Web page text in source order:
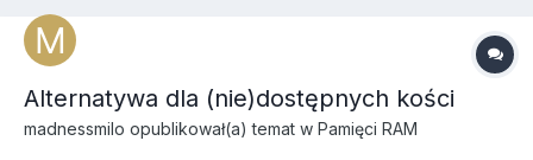
dołączonym...
Alternatywa dla (nie)dostępnych kości
madnessmilo opublikował(a) temat w Pamięci RAM